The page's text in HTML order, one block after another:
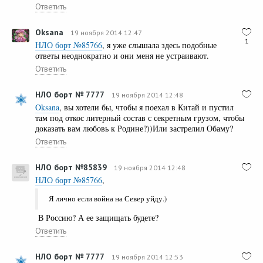
Ответить
1
Oksana 19 ноября 2014 12:47
НЛО борт №85766, я уже слышала здесь подобные
ответы неоднократно и они меня не устраивают.
Ответить
НЛО борт № 7777 19 ноября 2014 12:48
Oksana, вы хотели бы, чтобы я поехал в Китай и пустил
там под откос литерный состав с секретным грузом, чтобы
доказать вам любовь к Родине?))Или застрелил Обаму?
Ответить
НЛО борт №85839 19 ноября 2014 12:48
НЛО борт №85766,
Я лично если война на Север уйду.)
В Россию? А ее защищать будете?
Ответить
НЛО борт № 7777 19 ноября 2014 12:53